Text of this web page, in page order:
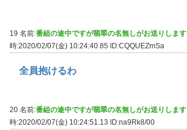
19 名前:番組の途中ですが翡翠の名無しがお送りします
時:2020/02/07(金) 10:24:40.85 ID:CQQUEZmSa
全員抱けるわ
20 名前:番組の途中ですが翡翠の名無しがお送りします
時:2020/02/07(金) 10:24:51.13
ID:na9Rk8/00